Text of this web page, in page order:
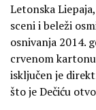
Letonska
sceni i beleži
osnivanja 2014.
crvenom
isključen je
što je Dečiću